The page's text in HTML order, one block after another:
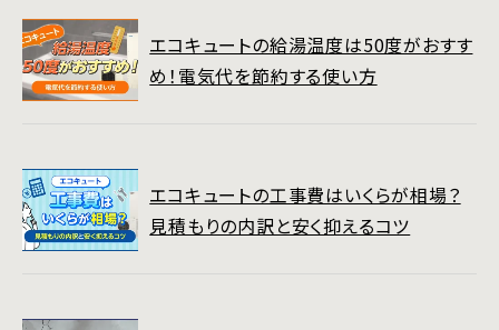
エコキュートの給湯温度は50度がおすす
め！電気代を節約する使い方
エコキュートの工事費はいくらが相場？
見積もりの内訳と安く抑えるコツ